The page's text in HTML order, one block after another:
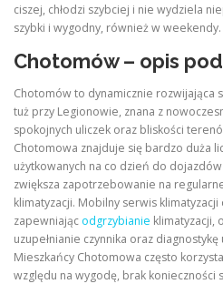
ciszej, chłodzi szybciej i nie wydziela
szybki i wygodny, również w weekendy.
Chotomów – opis pod
Chotomów to dynamicznie rozwijająca
tuż przy Legionowie, znana z
spokojnych uliczek oraz bliskości
Chotomowa znajduje się bardzo duża
użytkowanych na co dzień do
zwiększa zapotrzebowanie na
klimatyzacji. Mobilny serwis
zapewniając odgrzybianie klimatyzacji,
uzupełnianie czynnika oraz
Mieszkańcy Chotomowa często
względu na wygodę, brak konieczności